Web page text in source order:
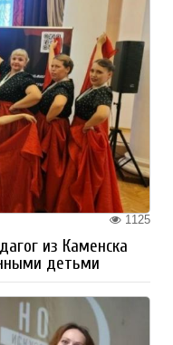
1125
из Каменска
детьми